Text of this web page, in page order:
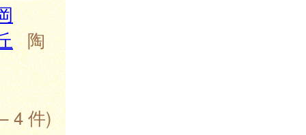
陶
4 件)